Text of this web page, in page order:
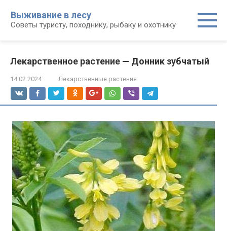
контенту
Выживание в лесу
Советы туристу, походнику, рыбаку и охотнику
Лекарственное растение — Донник зубчатый
14.02.2024 Лекарственные растения